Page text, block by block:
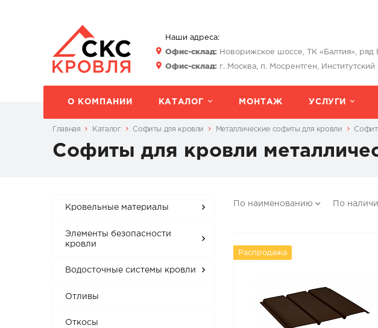
Наши адреса:
Офис-склад:Новорижское шоссе, ТК «Балтия», ряд
Офис-склад:г. Москва, п. Мосрентген, Институтский
О КОМПАНИИ КАТАЛОГ МОНТАЖ УСЛУГИ
Главная Каталог Софиты для кровли Металлические софиты для кровли
Софиты для кровли
Кровельные материалы
Элементы безопасности
кровли
Водосточные системы кровли
Отливы
Откосы
По наименованию По
Распродажа